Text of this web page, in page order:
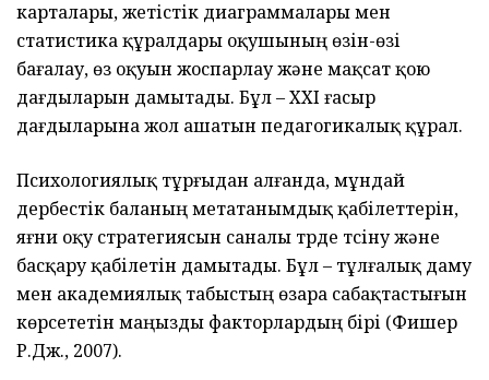
карталары, жетістік диаграммалары мен
статистика құралдары оқушының өзін-өзі
бағалау, өз оқуын жоспарлау және мақсат қою
дағдыларын дамытады. Бұл – XXI ғасыр
дағдыларына жол ашатын педагогикалық құрал.
Психологиялық тұрғыдан алғанда, мұндай
дербестік баланың метатанымдық қабілеттерін,
яғни оқу стратегиясын саналы түрде түсіну және
басқару қабілетін дамытады. Бұл – тұлғалық даму
мен академиялық табыстың өзара сабақтастығын
көрсететін маңызды факторлардың бірі (Фишер
Р.Дж., 2007).